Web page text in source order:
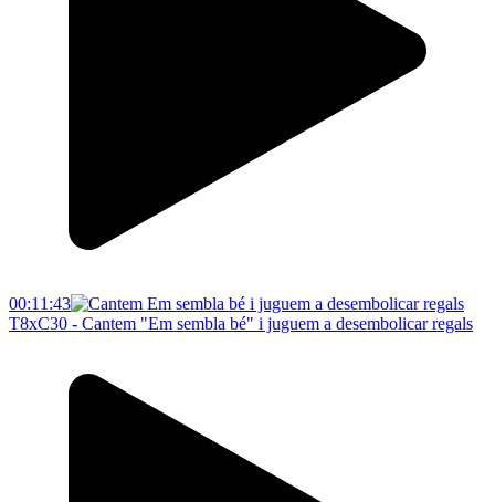
00:11:43
T8xC30 - Cantem "Em sembla bé" i juguem a desembolicar regals